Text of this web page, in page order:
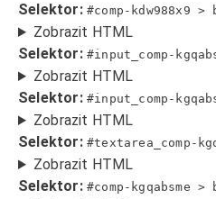
Selektor: #comp-kdw988x9
Zobrazit HTML
Selektor: #input_comp-
Zobrazit HTML
Selektor: #input_comp-
Zobrazit HTML
Selektor: #textarea_comp-
Zobrazit HTML
Selektor: #comp-kgqabsme >